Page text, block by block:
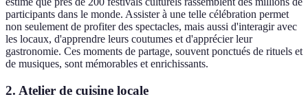
participants dans le monde. Assister à une telle célébration permet
non seulement de profiter des spectacles, mais aussi d'interagir avec
les locaux, d'apprendre leurs coutumes et d'apprécier leur
gastronomie. Ces moments de partage, souvent ponctués de rituels et
de musiques, sont mémorables et enrichissants.
2. Atelier de cuisine locale